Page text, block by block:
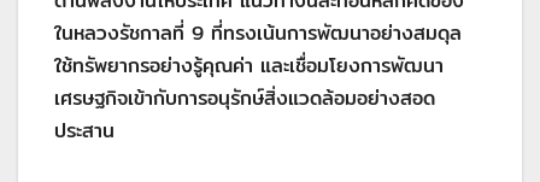
ในหลวงรัชกาลที่ 9 ที่ทรงเน้นการพัฒนาอย่างสมดุล
ใช้ทรัพยากรอย่างรู้คุณค่า และเชื่อมโยงการพัฒนา
เศรษฐกิจเข้ากับการอนุรักษ์สิ่งแวดล้อมอย่างสอด
ประสาน